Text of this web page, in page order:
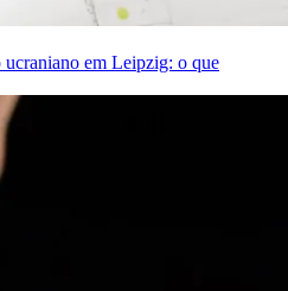
em Leipzig: o que